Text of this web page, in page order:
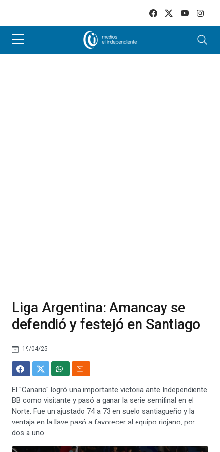
Liga Argentina: Amancay se
defendió y festejó en Santiago
19/04/25
El "Canario" logró una importante victoria ante Independiente
BB como visitante y pasó a ganar la serie semifinal en el
Norte. Fue un ajustado 74 a 73 en suelo santiagueño y la
ventaja en la llave pasó a favorecer al equipo riojano, por
dos a uno.